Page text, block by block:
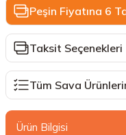
Peşin Fiyatına 6
Taksit Seçenekleri
Tüm Sava
Ürün Bilgisi